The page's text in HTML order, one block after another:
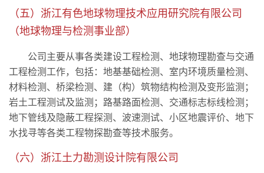
（五）浙江有色地球物理技术应用研究院有限公司
（地球物理与检测事业部）
公司主要从事各类建设工程检测、地球物理勘查与交通
工程检测工作，包括：地基基础检测、室内环境质量检测、
材料检测、桥梁检测、建（构）筑物结构检测及变形监测；
岩土工程测试及监测；路基路面检测、交通标志标线检测；
地下管线及隐蔽工程探测、波速测试、小区地震评价、地下
水找寻等各类工程物探勘查等技术服务。
（六）浙江土力勘测设计院有限公司